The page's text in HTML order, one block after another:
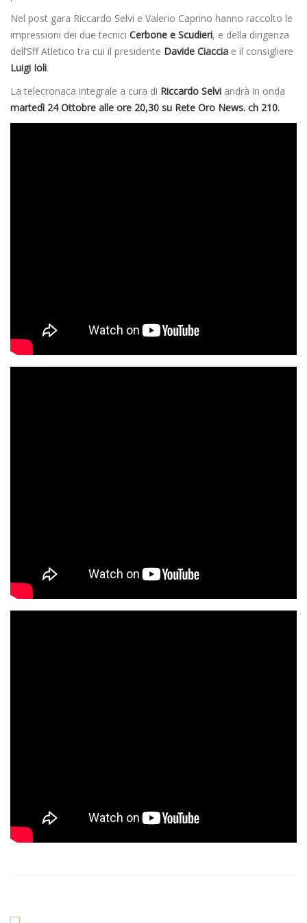
Nel post gara Riccardo Selvi e Valerio Caprino hanno raccolto le
impressioni dei due tecnici Cerbone e Scudieri, e della dirigenza
dell’Sff Atletico tra cui il presidente Davide Ciaccia e il consigliere
Luigi Ioli.
La telecronaca integrale a cura di Riccardo Selvi andrà in onda
martedì 24 Ottobre alle ore 20,30 su Rete Oro News. ch 210.